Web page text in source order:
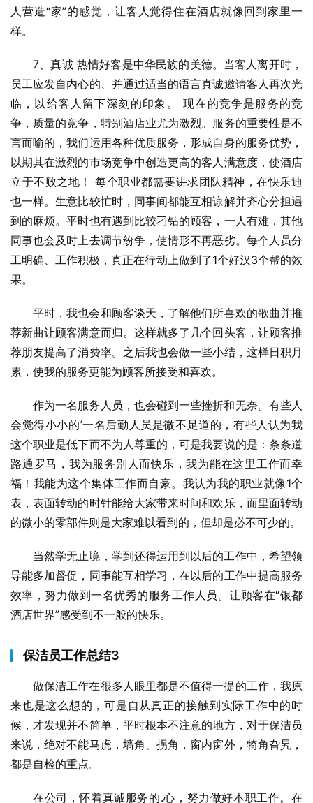
人营造“家”的感觉，让客人觉得住在酒店就像回到家里一
样。
7、真诚 热情好客是中华民族的美德。当客人离开时，
员工应发自内心的、并通过适当的语言真诚邀请客人再次光
临，以给客人留下深刻的印象。 现在的竞争是服务的竞
争，质量的竞争，特别酒店业尤为激烈。服务的重要性是不
言而喻的，我们运用各种优质服务，形成自身的服务优势，
以期其在激烈的市场竞争中创造更高的客人满意度，使酒店
立于不败之地！ 每个职业都需要讲求团队精神，在快乐迪
也一样。生意比较忙时，同事间都能互相谅解并齐心分担遇
到的麻烦。平时也有遇到比较刁钻的顾客，一人有难，其他
同事也会及时上去调节纷争，使情形不再恶劣。每个人员分
工明确、工作积极，真正在行动上做到了1个好汉3个帮的效
果。
平时，我也会和顾客谈天，了解他们所喜欢的歌曲并推
荐新曲让顾客满意而归。这样就多了几个回头客，让顾客推
荐朋友提高了消费率。之后我也会做一些小结，这样日积月
累，使我的服务更能为顾客所接受和喜欢。
作为一名服务人员，也会碰到一些挫折和无奈。有些人
会觉得小小的’一名后勤人员是微不足道的，有些人认为我
这个职业是低下而不为人尊重的，可是我要说的是：条条道
路通罗马，我为服务别人而快乐，我为能在这里工作而幸
福！我能为这个集体工作而自豪。我认为我的职业就像1个
表，表面转动的时针能给大家带来时间和欢乐，而里面转动
的微小的零部件则是大家难以看到的，但却是必不可少的。
当然学无止境，学到还得运用到以后的工作中，希望领
导能多加督促，同事能互相学习，在以后的工作中提高服务
效率，努力做到一名优秀的服务工作人员。让顾客在“银都
酒店世界”感受到不一般的快乐。
保洁员工作总结3
做保洁工作在很多人眼里都是不值得一提的工作，我原
来也是这么想的，可是自从真正的接触到实际工作中的时
候，才发现并不简单，平时根本不注意的地方，对于保洁员
来说，绝对不能马虎，墙角、拐角，窗内窗外，犄角旮旯，
都是自检的重点。
在公司，怀着真诚服务的.心，努力做好本职工作。在